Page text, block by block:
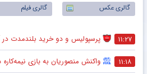
گالری عکس
گالری فیلم
۱۱:۲۷ پرسپولیس و دو خرید بلندمدت در
۱۱:۱۸ واکنش منصوریان به بازی